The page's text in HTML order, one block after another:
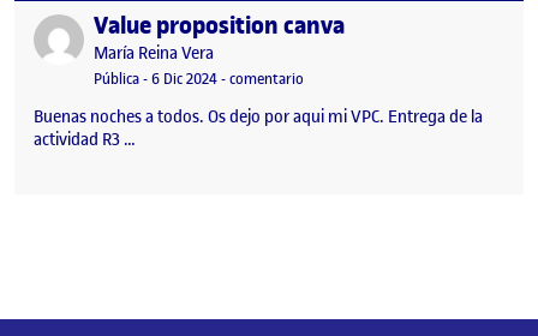
Publicado porValue proposition canva
Publicado por
María Reina Vera
Visibilidad:
Pública-Fecha de publicación
6 Dic 2024-comentario
Buenas noches a todos. Os dejo por aqui mi VPC. Entrega de la
actividad R3 …